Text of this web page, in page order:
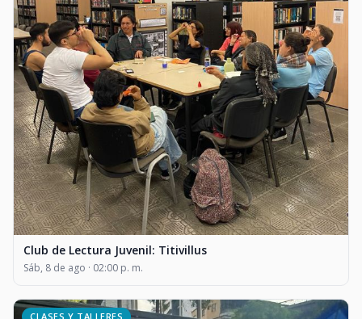
Club de Lectura Juvenil: Titivillus
Sáb, 8 de ago · 02:00 p. m.
CLASES Y TALLERES